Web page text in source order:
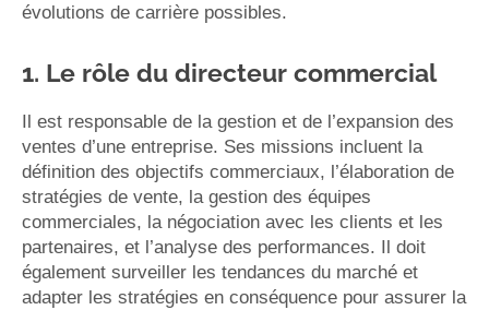
évolutions de carrière possibles.
1. Le rôle du directeur commercial
Il est responsable de la gestion et de l’expansion des
ventes d’une entreprise. Ses missions incluent la
définition des objectifs commerciaux, l’élaboration de
stratégies de vente, la gestion des équipes
commerciales, la négociation avec les clients et les
partenaires, et l’analyse des performances. Il doit
également surveiller les tendances du marché et
adapter les stratégies en conséquence pour assurer la